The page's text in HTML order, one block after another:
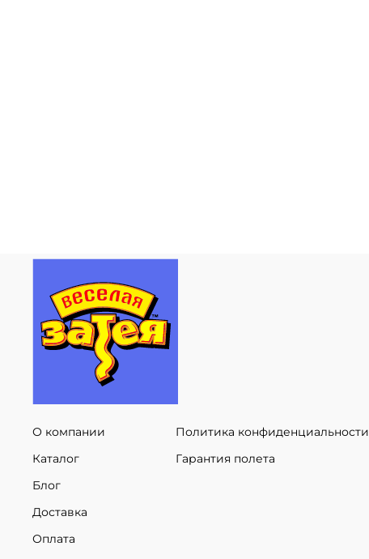
О компании
Каталог
Блог
Доставка
Оплата
Политика конфиденциальности
Гарантия полета